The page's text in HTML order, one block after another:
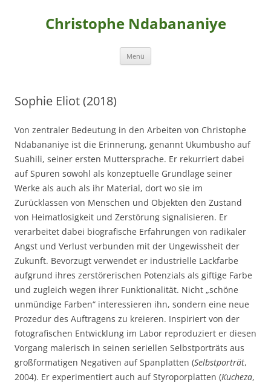
Christophe Ndabananiye
Menü
Sophie Eliot (2018)
Von zentraler Bedeutung in den Arbeiten von Christophe
Ndabananiye ist die Erinnerung, genannt Ukumbusho auf
Suahili, seiner ersten Muttersprache. Er rekurriert dabei
auf Spuren sowohl als konzeptuelle Grundlage seiner
Werke als auch als ihr Material, dort wo sie im
Zurücklassen von Menschen und Objekten den Zustand
von Heimatlosigkeit und Zerstörung signalisieren. Er
verarbeitet dabei biografische Erfahrungen von radikaler
Angst und Verlust verbunden mit der Ungewissheit der
Zukunft. Bevorzugt verwendet er industrielle Lackfarbe
aufgrund ihres zerstörerischen Potenzials als giftige Farbe
und zugleich wegen ihrer Funktionalität. Nicht „schöne
unmündige Farben“ interessieren ihn, sondern eine neue
Prozedur des Auftragens zu kreieren. Inspiriert von der
fotografischen Entwicklung im Labor reproduziert er diesen
Vorgang malerisch in seinen seriellen Selbstporträts aus
großformatigen Negativen auf Spanplatten (Selbstporträt,
2004). Er experimentiert auch auf Styroporplatten (Kucheza,